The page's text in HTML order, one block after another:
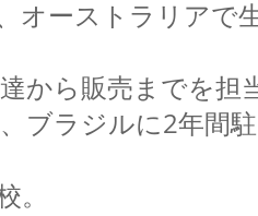
ストラリアで
ら販売までを担当
ラジルに2年間駐